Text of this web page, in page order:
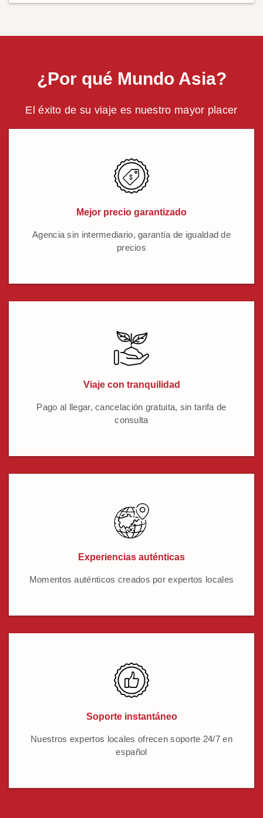
¿Por qué Mundo Asia?
El éxito de su viaje es nuestro mayor placer
Mejor precio garantizado
Agencia sin intermediario, garantía de igualdad de
precios
Viaje con tranquilidad
Pago al llegar, cancelación gratuita, sin tarifa de
consulta
Experiencias auténticas
Momentos auténticos creados por expertos locales
Soporte instantáneo
Nuestros expertos locales ofrecen soporte 24/7 en
español